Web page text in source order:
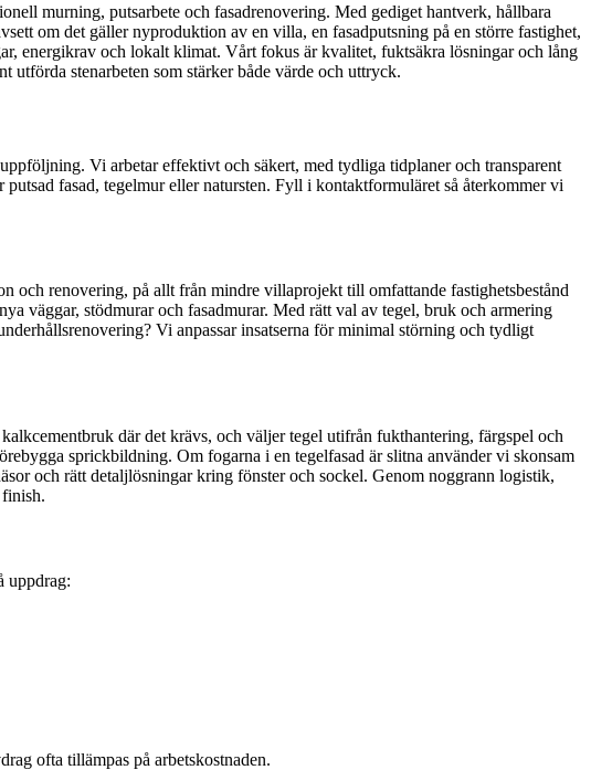
murning, putsarbete och fasadrenovering. Med gediget hantverk, hållbara
om det gäller nyproduktion av en villa, en fasadputsning på en större fastighet,
energikrav och lokalt klimat. Vårt fokus är kvalitet, fuktsäkra lösningar och lång
stenarbeten som stärker både värde och uttryck.
Vi arbetar effektivt och säkert, med tydliga tidplaner och transparent
fasad, tegelmur eller natursten. Fyll i kontaktformuläret så återkommer vi
och renovering, på allt från mindre villaprojekt till omfattande fastighetsbestånd
väggar, stödmurar och fasadmurar. Med rätt val av tegel, bruk och armering
Vi anpassar insatserna för minimal störning och tydligt
där det krävs, och väljer tegel utifrån fukthantering, färgspel och
sprickbildning. Om fogarna i en tegelfasad är slitna använder vi skonsam
och rätt detaljlösningar kring fönster och sockel. Genom noggrann logistik,
uppdrag:
ofta tillämpas på arbetskostnaden.